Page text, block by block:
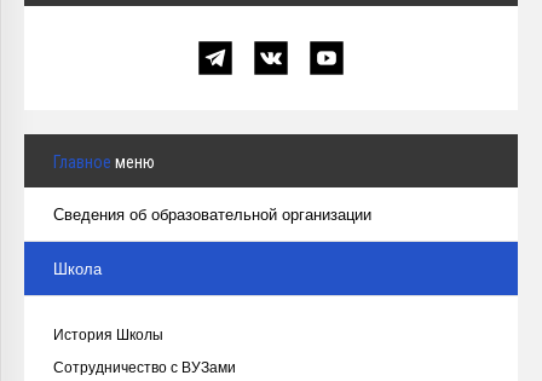
Главное меню
Сведения об образовательной организации
Школа
История Школы
Сотрудничество с ВУЗами